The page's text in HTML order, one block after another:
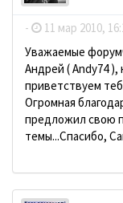
- 11 мар 2010,
Уважаемые
Андрей ( Andy74
приветствуем
Огромная
предложил свою
темы...Спасибо,